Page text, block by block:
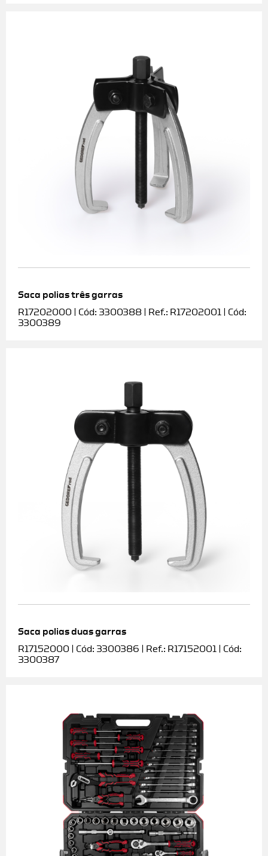
Saca polias três garras
R17202000 | Cód: 3300388 | Ref.: R17202001 | Cód:
3300389
Saca polias duas garras
R17152000 | Cód: 3300386 | Ref.: R17152001 | Cód:
3300387